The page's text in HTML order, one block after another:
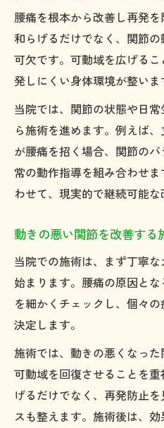
腰痛を根本から改善し再発
和らげるだけでなく、関節
可欠です。可動域を広げる
発しにくい身体環境が整いま
当院では、関節の状態や日
ら施術を進めます。例えば
が腰痛を招く場合、関節の
常の動作指導を組み合わせ
わせて、現実的で継続可能な
動きの悪い関節を改善する
当院での施術は、まず丁寧
始まります。腰痛の原因と
を細かくチェックし、個々
決定します。
施術では、動きの悪くなっ
可動域を回復させることを
げるだけでなく、再発防止
スも整えます。施術後は、